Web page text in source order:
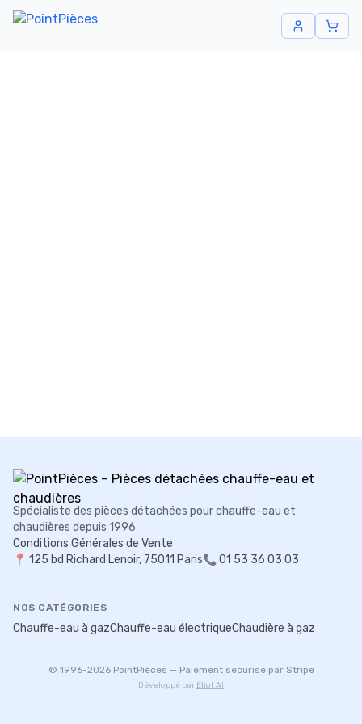
Spécialiste des pièces détachées pour chauffe-eau et
chaudières depuis 1996
Conditions Générales de Vente
📍 125 bd Richard Lenoir, 75011 Paris📞 01 53 36 03 03
NOS CATÉGORIES
Chauffe-eau à gazChauffe-eau électriqueChaudière à gaz
© 1996-2026PointPièces — Paiement sécurisé par Stripe
Développé par Eliot AI